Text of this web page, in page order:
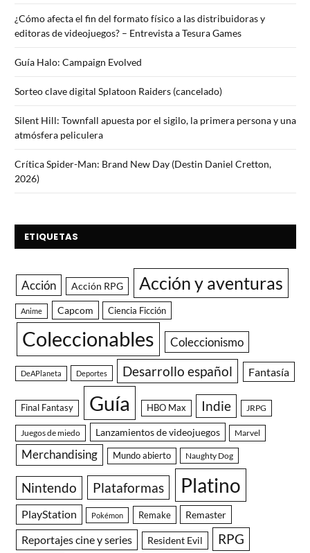
¿Cómo afecta el fin del formato físico a las distribuidoras y
editoras de videojuegos? – Entrevista a Tesura Games
Guía Halo: Campaign Evolved
Sorteo clave digital Splatoon Raiders (cancelado)
Silent Hill: Townfall apuesta por el sigilo, la primera persona y una
atmósfera peliculera
Crítica Spider-Man: Brand New Day (Destin Daniel Cretton,
2026)
ETIQUETAS
Acción Acción RPG Acción y aventuras
Anime Capcom Ciencia Ficción
Coleccionables Coleccionismo
DeAPlaneta Deportes Desarrollo español Fantasía
Final Fantasy Guía HBO Max Indie JRPG
Juegos de miedo Lanzamientos de videojuegos Marvel
Merchandising Mundo abierto Naughty Dog
Nintendo Plataformas Platino
PlayStation Pokémon Remake Remaster
Reportajes cine y series Resident Evil RPG